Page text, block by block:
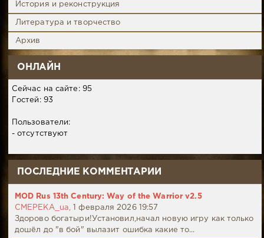
История и реконструкция
Литература и творчество
Архив
ОНЛАЙН
Сейчас на сайте: 95
Гостей: 93
Пользователи:
- отсутствуют
ПОСЛЕДНИЕ КОММЕНТАРИИ
MOD Rus 13th Century: Way of the Warrior v2.5
CMEPEKA_ua,
1 февраля 2026 19:57
Здорово богатыри!Установил,начал новую игру как только
дошёл до "в бой" вылазит ошибка какие то...